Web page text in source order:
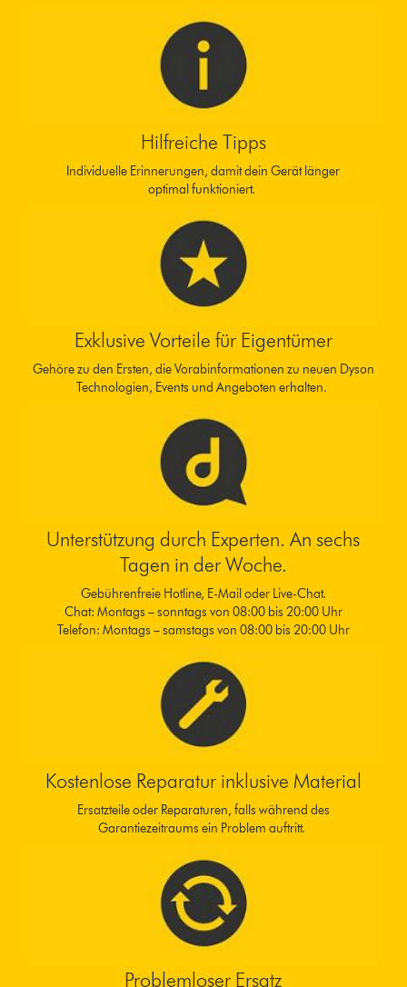
Hilfreiche Tipps
Individuelle Erinnerungen, damit dein Gerät länger
optimal funktioniert.
Exklusive Vorteile für Eigentümer
Gehöre zu den Ersten, die Vorabinformationen zu neuen Dyson
Technologien, Events und Angeboten erhalten.
Unterstützung durch Experten. An sechs
Tagen in der Woche.
Gebührenfreie Hotline, E-Mail oder Live-Chat.
Chat: Montags – sonntags von 08:00 bis 20:00 Uhr
Telefon: Montags – samstags von 08:00 bis 20:00 Uhr
Kostenlose Reparatur inklusive Material
Ersatzteile oder Reparaturen, falls während des
Garantiezeitraums ein Problem auftritt.
Problemloser Ersatz